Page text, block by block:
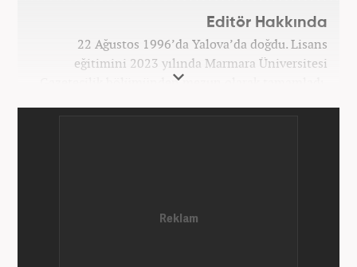
Editör Hakkında
22 Ağustos 1996’da Yalova’da doğdu. Lisans
eğitimini 2023 yılında Marmara Üniversitesi
Gazetecilik bölümünden mezun olarak tamamladı.